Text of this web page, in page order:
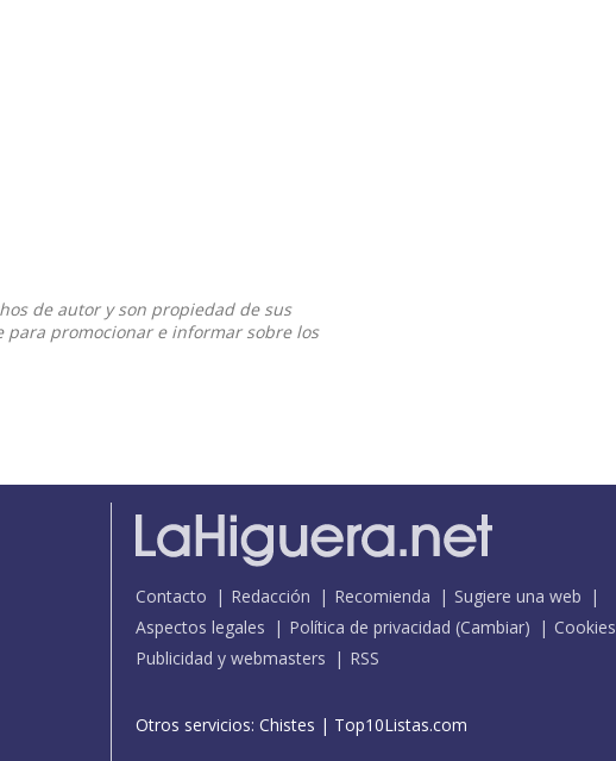
de autor y son propiedad de sus
para promocionar e informar sobre los
Contacto Redacción Recomienda
Sugiere una web
Aspectos legales
Política de privacidad (Cambiar)
Cookies
Publicidad y webmasters
RSS
Otros servicios: Chistes | Top10Listas.com